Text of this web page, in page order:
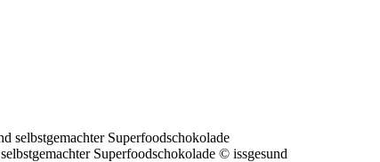
Superfoodschokolade © issgesund